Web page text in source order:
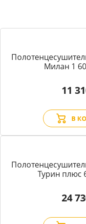
Милан 1
11
В
Турин плюс
24